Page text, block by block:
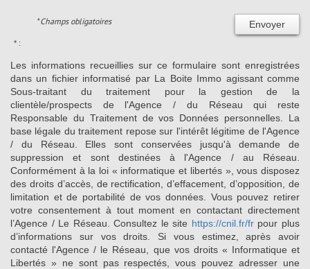
Envoyer
* Champs obligatoires
* :
Les informations recueillies sur ce formulaire sont enregistrées
dans un fichier informatisé par La Boite Immo agissant comme
Sous-traitant du traitement pour la gestion de la
clientèle/prospects de l'Agence / du Réseau qui reste
Responsable du Traitement de vos Données personnelles. La
base légale du traitement repose sur l'intérêt légitime de l'Agence
/ du Réseau. Elles sont conservées jusqu'à demande de
suppression et sont destinées à l'Agence / au Réseau.
Conformément à la loi « informatique et libertés », vous disposez
des droits d’accès, de rectification, d’effacement, d’opposition, de
limitation et de portabilité de vos données. Vous pouvez retirer
votre consentement à tout moment en contactant directement
l’Agence / Le Réseau. Consultez le site https://cnil.fr/frpour plus
d’informations sur vos droits. Si vous estimez, après avoir
contacté l'Agence / le Réseau, que vos droits « Informatique et
Libertés » ne sont pas respectés, vous pouvez adresser une